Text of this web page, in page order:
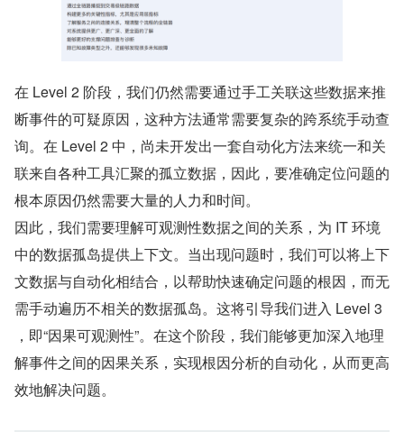
在 Level 2 阶段，我们仍然需要通过手工关联这些数据来推
断事件的可疑原因，这种方法通常需要复杂的跨系统手动查
询。在 Level 2 中，尚未开发出一套自动化方法来统一和关
联来自各种工具汇聚的孤立数据，因此，要准确定位问题的
根本原因仍然需要大量的人力和时间。
因此，我们需要理解可观测性数据之间的关系，为 IT 环境
中的数据孤岛提供上下文。当出现问题时，我们可以将上下
文数据与自动化相结合，以帮助快速确定问题的根因，而无
需手动遍历不相关的数据孤岛。这将引导我们进入 Level 3
，即“因果可观测性”。在这个阶段，我们能够更加深入地理
解事件之间的因果关系，实现根因分析的自动化，从而更高
效地解决问题。